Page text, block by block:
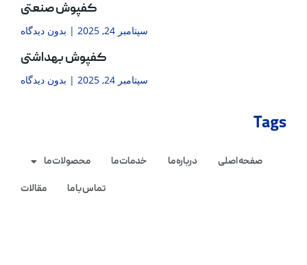
کفپوش صنعتی
سپتامبر 24, 2025 بدون دیدگاه
کفپوش بهداشتی
سپتامبر 24, 2025 بدون دیدگاه
Tags
صفحه اصلی درباره ما خدمات ما
محصولات ما
تماس با ما
مقالات